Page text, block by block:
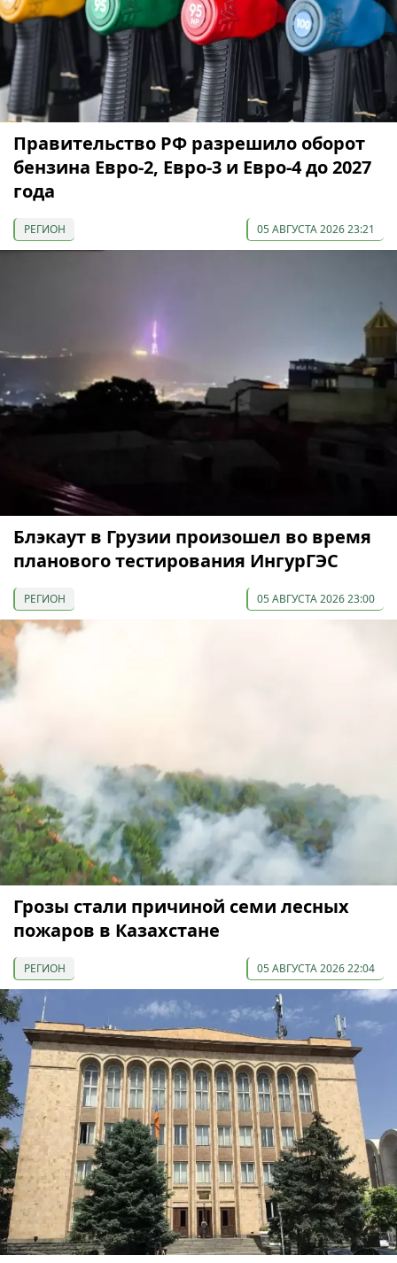
Правительство РФ разрешило оборот
бензина Евро-2, Евро-3 и Евро-4 до 2027
года
РЕГИОН 05 АВГУСТА 2026 23:21
Блэкаут в Грузии произошел во время
планового тестирования ИнгурГЭС
РЕГИОН 05 АВГУСТА 2026 23:00
Грозы стали причиной семи лесных
пожаров в Казахстане
РЕГИОН 05 АВГУСТА 2026 22:04